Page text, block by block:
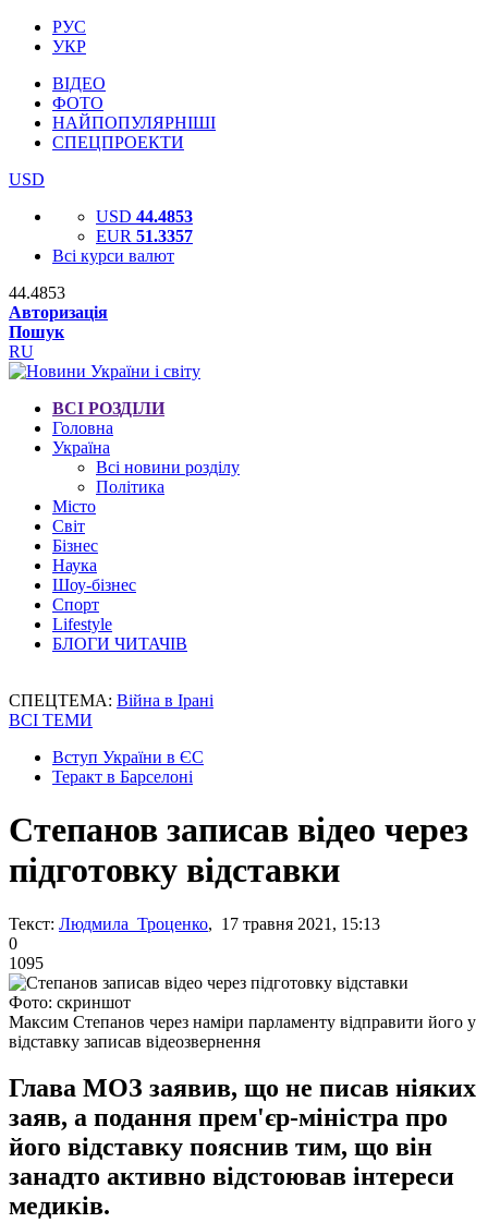
РУС
УКР
ВІДЕО
ФОТО
НАЙПОПУЛЯРНІШІ
СПЕЦПРОЕКТИ
USD
USD 44.4853
EUR 51.3357
Всі курси валют
44.4853
Авторизація
Пошук
RU
ВСІ РОЗДІЛИ
Головна
Україна
Всі новини розділу
Політика
Місто
Світ
Бізнес
Наука
Шоу-бізнес
Спорт
Lifestyle
БЛОГИ ЧИТАЧІВ
СПЕЦТЕМА: Війна в Ірані
ВСІ ТЕМИ
Вступ України в ЄС
Теракт в Барселоні
Степанов записав відео через
підготовку відставки
Текст: Людмила Троценко, 17 травня 2021, 15:13
0
1095
Фото: скриншот
Максим Степанов через наміри парламенту відправити його у
відставку записав відеозвернення
Глава МОЗ заявив, що не писав ніяких
заяв, а подання прем'єр-міністра про
його відставку пояснив тим, що він
занадто активно відстоював інтереси
медиків.